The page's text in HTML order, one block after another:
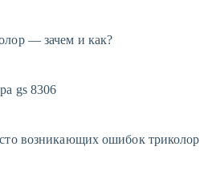
— зачем и как?
gs 8306
возникающих ошибок триколор